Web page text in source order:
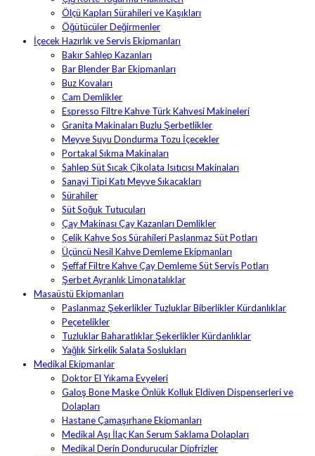
Ölçü Kapları Sürahileri ve Kaşıkları
Öğütücüler Değirmenler
İçecek Hazırlık ve Servis Ekipmanları
Bakır Sahlep Kazanları
Bar Blender Bar Ekipmanları
Buz Kovaları
Cam Demlikler
Espresso Filtre Kahve Türk Kahvesi Makineleri
Granita Makinaları Buzlu Şerbetlikler
Meyve Suyu Dondurma Tozu İçecekler
Portakal Sıkma Makinaları
Sahlep Süt Sıcak Çikolata Isıtıcısı Makinaları
Sanayi Tipi Katı Meyve Sıkacakları
Sürahiler
Süt Soğuk Tutucuları
Çay Makinası Çay Kazanları Demlikler
Çelik Kahve Sos Sürahileri Paslanmaz Süt Potları
Üçüncü Nesil Kahve Demleme Ekipmanları
Şeffaf Filtre Kahve Çay Demleme Süt Servis Potları
Şerbet Ayranlık Limonatalıklar
Masaüstü Ekipmanları
Paslanmaz Şekerlikler Tuzluklar Biberlikler Kürdanlıklar
Peçetelikler
Tuzluklar Baharatlıklar Şekerlikler Kürdanlıklar
Yağlık Sirkelik Salata Soslukları
Medikal Ekipmanlar
Doktor El Yıkama Evyeleri
Galoş Bone Maske Önlük Kolluk Eldiven Dispenserleri ve
Dolapları
Hastane Çamaşırhane Ekipmanları
Medikal Aşı İlaç Kan Serum Saklama Dolapları
Medikal Derin Dondurucular Dipfrizler